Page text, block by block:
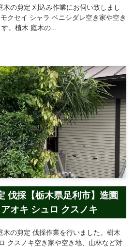
木の剪定 刈込み作業にお伺い致しまし
クセイ シャラ ベニシダレ空き家や空き
。植木 庭木の...
伐採【栃木県足利市】造園
オキ シュロ クスノキ
木の剪定 伐採作業を行いました。樹木
クスノキ空き家や空き地、山林など対